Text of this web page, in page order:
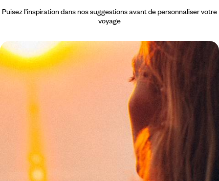
Puisez l’inspiration dans nos suggestions avant de personnaliser votre
voyage
Douceur tropicale et refuges intimes - En tête-à-tête
en Martinique
S'offrir la quiétude et le climat généreux des Antilles, pour buller en
8 jours, de 4100 à 4900 $ CA
Toutes nos suggestions de voyages de luxe en Martinique (1)